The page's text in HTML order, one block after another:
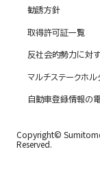
勧誘方針
取得許可証一覧
反社会的勢力に対
マルチステークホ
自動車登録情報の
Copyright©
Reserved.